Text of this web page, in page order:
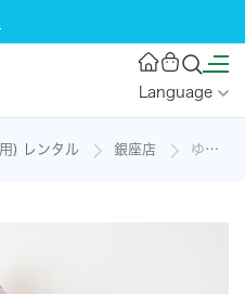
Language
) レンタル 銀座店 ゆかたの着物レンタル